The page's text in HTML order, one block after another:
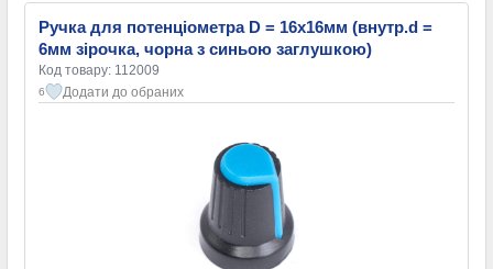
Ручка для потенціометра D = 16x16мм (внутр.d =
6мм зірочка, чорна з синьою заглушкою)
Код товару: 112009
6 Додати до обраних